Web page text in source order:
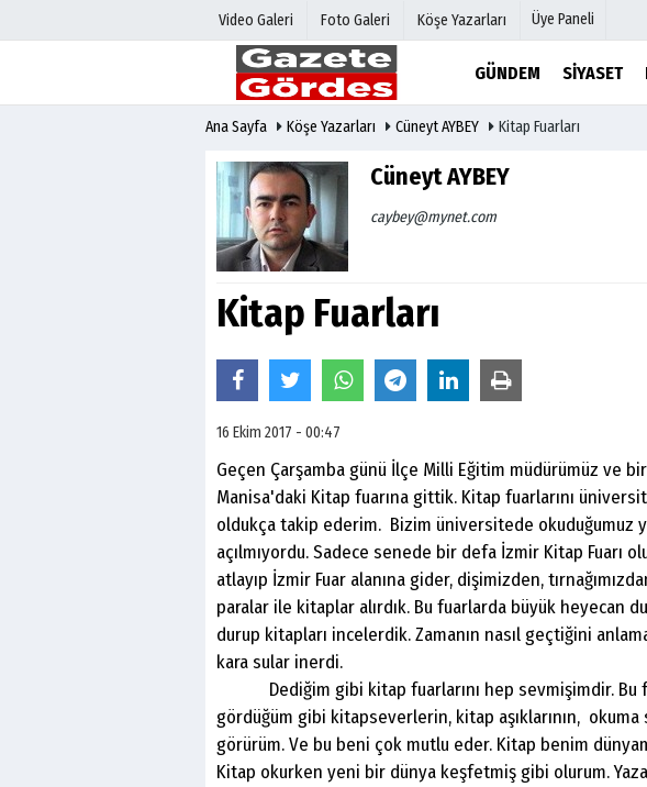
Video Galeri Foto Galeri Köşe Yazarları Üye Paneli
GÜNDEM SIYASET
Hava Durumu
Gazete Manşetleri
Anketler
Biyografiler
Ana Sayfa Köşe Yazarları Cüneyt AYBEY Kitap Fuarları
Cüneyt AYBEY
caybey@mynet.com
Kitap Fuarları
16 Ekim 2017 - 00:47
Geçen Çarşamba günü İlçe Milli Eğitim müdürümüz ve
Manisa'daki Kitap fuarına gittik. Kitap fuarlarını
oldukça takip ederim. Bizim üniversitede okuduğumuz
açılmıyordu. Sadece senede bir defa İzmir Kitap Fuarı
atlayıp İzmir Fuar alanına gider, dişimizden,
paralar ile kitaplar alırdık. Bu fuarlarda büyük heyecan
durup kitapları incelerdik. Zamanın nasıl geçtiğini
kara sular inerdi.
Dediğim gibi kitap fuarlarını hep sevmişimdir. Bu
gördüğüm gibi kitapseverlerin, kitap aşıklarının, okuma
görürüm. Ve bu beni çok mutlu eder. Kitap benim
Kitap okurken yeni bir dünya keşfetmiş gibi olurum.